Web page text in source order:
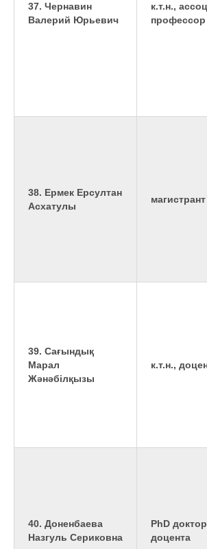
37. Чернавин
Валерий Юрьевич
к.т.н.,
профессор
38. Ермек Ерсултан
Асхатулы
магистрант
39. Сағындық
Марал
Жәнәбілқызы
к.т.н.,
40. Доненбаева
Назгуль Сериковна
PhD
доцента